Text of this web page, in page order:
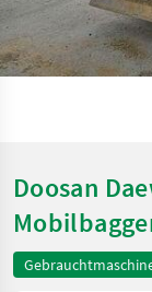
Doosan